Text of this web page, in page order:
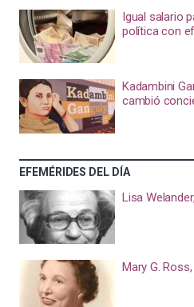
Igual salario
política con
Kadambini
cambió
EFEMÉRIDES DEL DÍA
Lisa
Mary G.